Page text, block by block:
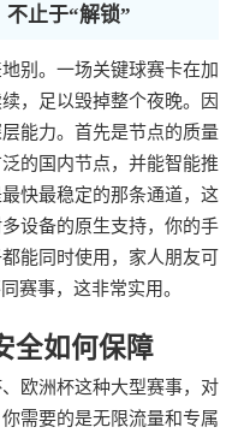
止于“解锁”
别。一场关键球赛卡在加
，足以毁掉整个夜晚。因
能力。首先是节点的质量
的国内节点，并能智能推
快最稳定的那条通道，这
设备的原生支持，你的手
能同时使用，家人朋友可
赛事，这非常实用。
全如何保障
欧洲杯这种大型赛事，对
需要的是无限流量和专属